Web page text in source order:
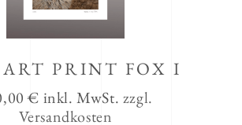
PRINT FOX I
€ inkl. MwSt. zzgl.
Versandkosten